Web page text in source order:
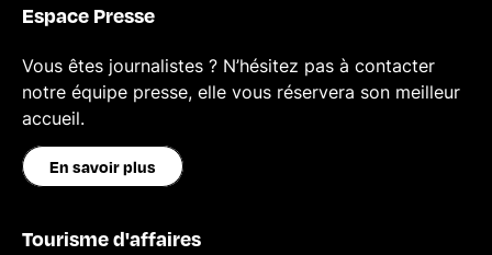
Espace Presse
Vous êtes journalistes ? N’hésitez pas à contacter
notre équipe presse, elle vous réservera son meilleur
accueil.
En savoir plus
Tourisme d'affaires